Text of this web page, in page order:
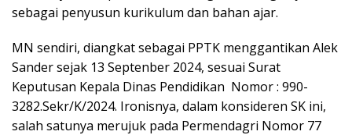
sebagai penyusun kurikulum dan bahan ajar.
MN sendiri, diangkat sebagai PPTK menggantikan Alek
Sander sejak 13 Septenber 2024, sesuai Surat
Keputusan Kepala Dinas Pendidikan Nomor : 990-
3282.Sekr/K/2024. Ironisnya, dalam konsideren SK ini,
salah satunya merujuk pada Permendagri Nomor 77